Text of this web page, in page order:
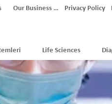
Life Sciences
Our Business Partners Privacy Policy